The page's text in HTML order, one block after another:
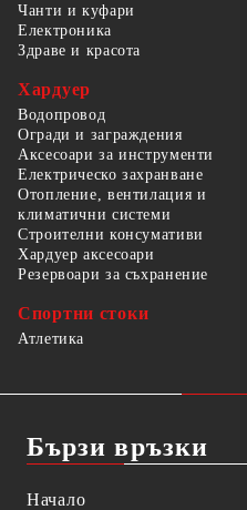
Чанти и куфари
Електроника
Здраве и красота
Хардуер
Водопровод
Огради и заграждения
Аксесоари за инструменти
Електрическо захранване
Отопление, вентилация и
климатични системи
Строителни консумативи
Хардуер аксесоари
Резервоари за съхранение
Спортни стоки
Атлетика
Бързи връзки
Начало